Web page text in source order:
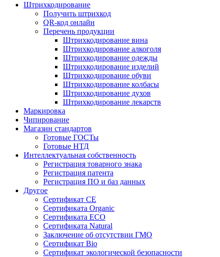
Штрихкодирование
Получить штрихкод
QR-код онлайн
Перечень продукции
Штрихкодирование вина
Штрихкодирование алкоголя
Штрихкодирование одежды
Штрихкодирование изделий
Штрихкодирование обуви
Штрихкодирование колбасы
Штрихкодирование духов
Штрихкодирование лекарств
Маркировка
Чипирование
Магазин стандартов
Готовые ГОСТы
Готовые НТД
Интеллектуальная собственность
Регистрация товарного знака
Регистрация патента
Регистрация ПО и баз данных
Другое
Сертификат СЕ
Сертификата Organic
Сертификата ECO
Сертификата Natural
Заключение об отсутствии ГМО
Сертификат Bio
Сертификат экологической безопасности